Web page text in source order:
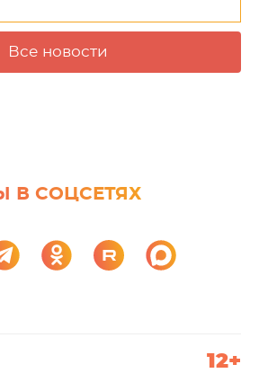
Все новости
В СОЦСЕТЯХ
12+